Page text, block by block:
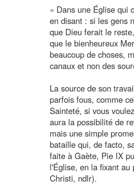
« Dans une Église qui
en disant : si les gens
que Dieu ferait le
que le bienheureux
beaucoup de choses,
canaux et non des
La source de son
parfois fous, comme
Sainteté, si vous
aura la possibilité de
mais une simple
bataille qui, de facto,
faite à Gaète, Pie IX
l'Église, en la fixant
Christi, ndlr).